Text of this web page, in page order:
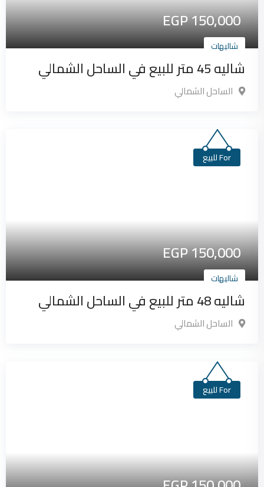
EGP150,000
شاليهات
شاليه 45 متر للبيع في الساحل الشمالي
الساحل الشمالي
For للبيع
EGP150,000
شاليهات
شاليه 48 متر للبيع في الساحل الشمالي
الساحل الشمالي
For للبيع